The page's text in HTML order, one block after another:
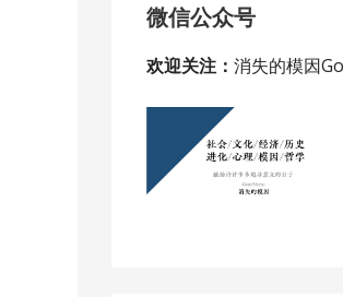
微信公众号
欢迎关注： 消失的模因